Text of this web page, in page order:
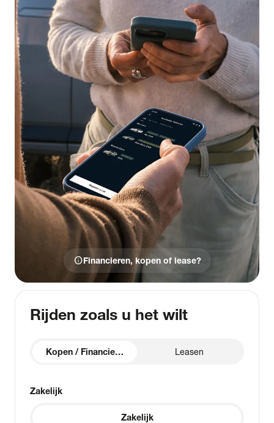
infoFinancieren, kopen of lease?
Rijden zoals u het wilt
Kopen / Financieren Leasen
Zakelijk
Zakelijk